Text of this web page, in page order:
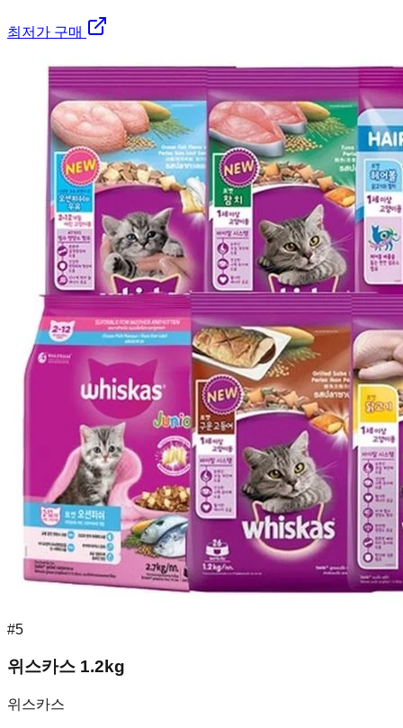
최저가 구매
#5
위스카스 1.2kg
위스카스